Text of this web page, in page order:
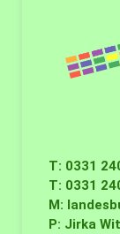
T: 0331
T: 0331
M:
P: Jirka